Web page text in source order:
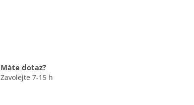
Máte dotaz?
Zavolejte 7-15 h